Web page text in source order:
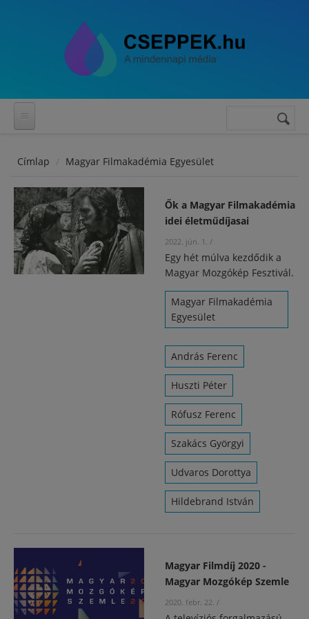
Keresés
Címlap Magyar Filmakadémia Egyesület
Ők a Magyar Filmakadémia
idei életműdíjasai
2022. jún. 1. /
Egy hét múlva kezdődik a
Magyar Mozgókép Fesztivál.
Magyar Filmakadémia
Egyesület
András Ferenc
Huszti Péter
Rófusz Ferenc
Szakács Györgyi
Udvaros Dorottya
Hildebrand István
Magyar Filmdíj 2020 -
Magyar Mozgókép Szemle
2020. febr. 22. /